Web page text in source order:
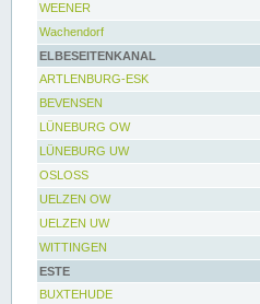
WEENER
Wachendorf
ELBESEITENKANAL
ARTLENBURG-ESK
BEVENSEN
LÜNEBURG OW
LÜNEBURG UW
OSLOSS
UELZEN OW
UELZEN UW
WITTINGEN
ESTE
BUXTEHUDE